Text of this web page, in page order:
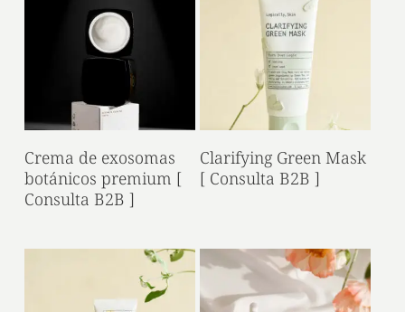
Read More
Crema de exosomas
botánicos premium [
Consulta B2B ]
Read More
Clarifying Green Mask
[ Consulta B2B ]